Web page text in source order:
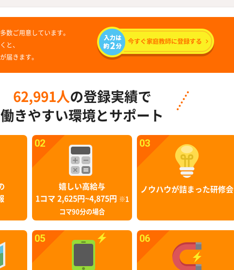
数ご用意しています。
と、
届きます。
62,991人 の登録実績で
働きやすい環境とサポート
02
嬉しい高給与
1コマ 2,625円~4,875円
※1
コマ90分の場合
03
ノウハウが詰まった研修会
05 06